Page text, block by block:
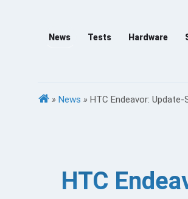
News Tests Hardware
» News » HTC Endeavor:
HTC